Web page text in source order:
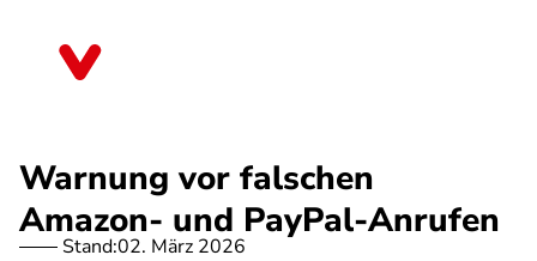
Warnung vor falschen
Amazon- und PayPal-Anrufen
Stand:02. März 2026